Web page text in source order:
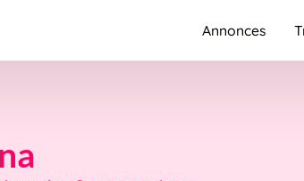
Annonces